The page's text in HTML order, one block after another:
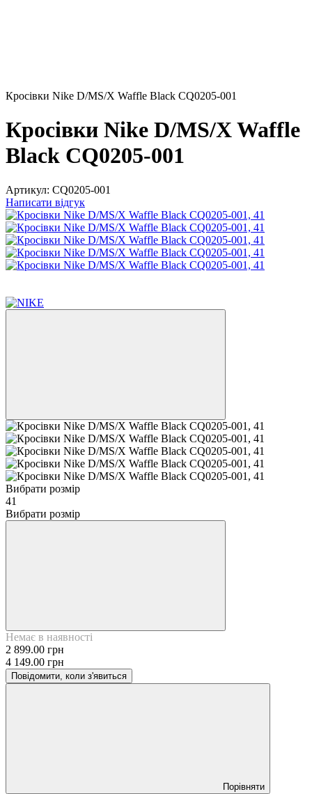
Кросівки Nike D/MS/X Waffle Black CQ0205-001
Кросівки Nike D/MS/X Waffle
Black CQ0205-001
Артикул: CQ0205-001
Написати відгук
Вибрати розмір
41
Вибрати розмір
Немає в наявності
2 899.00 грн
4 149.00 грн
Повідомити, коли з'явиться
Порівняти